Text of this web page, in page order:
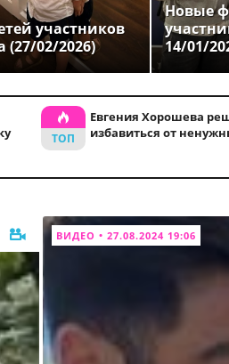
участников
(27/02/2026)
Новые
14/01/
Евгения Хорошева
избавиться от
ВИДЕО • 27.08.2024 19:06